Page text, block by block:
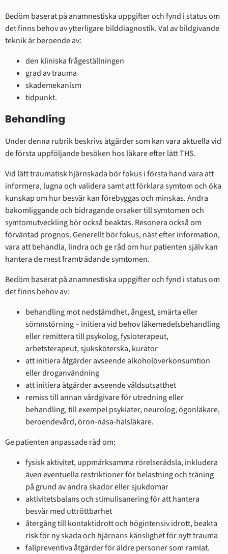
Bedöm baserat på anamnestiska uppgifter och fynd i status om
det finns behov av ytterligare bilddiagnostik. Val av bildgivande
teknik är beroende av:
den kliniska frågeställningen
grad av trauma
skademekanism
tidpunkt.
Behandling
Under denna rubrik beskrivs åtgärder som kan vara aktuella vid
de första uppföljande besöken hos läkare efter lätt THS.
Vid lätt traumatisk hjärnskada bör fokus i första hand vara att
informera, lugna och validera samt att förklara symtom och öka
kunskap om hur besvär kan förebyggas och minskas. Andra
bakomliggande och bidragande orsaker till symtomen och
symtomutveckling bör också beaktas. Resonera också om
förväntad prognos. Generellt bör fokus, näst efter information,
vara att behandla, lindra och ge råd om hur patienten själv kan
hantera de mest framträdande symtomen.
Bedöm baserat på anamnestiska uppgifter och fynd i status om
det finns behov av:
behandling mot nedstämdhet, ångest, smärta eller
sömnstörning – initiera vid behov läkemedelsbehandling
eller remittera till psykolog, fysioterapeut,
arbetsterapeut, sjuksköterska, kurator
att initiera åtgärder avseende alkoholöverkonsumtion
eller droganvändning
att initiera åtgärder avseende våldsutsatthet
remiss till annan vårdgivare för utredning eller
behandling, till exempel psykiater, neurolog, ögonläkare,
beroendevård, öron-näsa-halsläkare.
Ge patienten anpassade råd om:
fysisk aktivitet, uppmärksamma rörelserädsla, inkludera
även eventuella restriktioner för belastning och träning
på grund av andra skador eller sjukdomar
aktivitetsbalans och stimulisanering för att hantera
besvär med uttröttbarhet
återgång till kontaktidrott och högintensiv idrott, beakta
risk för ny skada och hjärnans känslighet för nytt trauma
fallpreventiva åtgärder för äldre personer som ramlat.